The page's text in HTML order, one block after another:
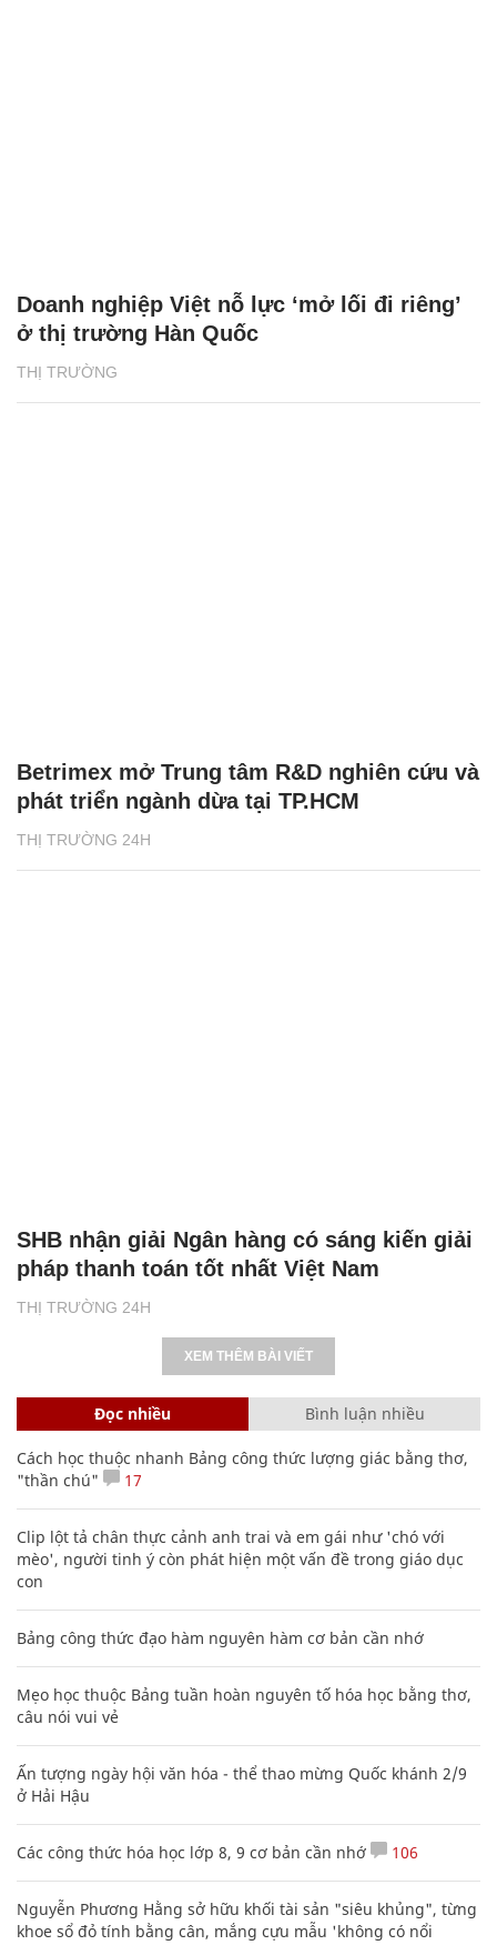
THỊ TRƯỜNG
Doanh nghiệp Việt nỗ lực ‘mở lối đi riêng’
ở thị trường Hàn Quốc
THỊ TRƯỜNG 24H
Betrimex mở Trung tâm R&D nghiên cứu và
phát triển ngành dừa tại TP.HCM
THỊ TRƯỜNG 24H
SHB nhận giải Ngân hàng có sáng kiến giải
pháp thanh toán tốt nhất Việt Nam
XEM THÊM BÀI VIẾT
Đọc nhiều Bình luận nhiều
Cách học thuộc nhanh Bảng công thức lượng giác bằng thơ,
"thần chú"
17
Clip lột tả chân thực cảnh anh trai và em gái như 'chó với
mèo', người tinh ý còn phát hiện một vấn đề trong giáo dục
con
Bảng công thức đạo hàm nguyên hàm cơ bản cần nhớ
Mẹo học thuộc Bảng tuần hoàn nguyên tố hóa học bằng thơ,
câu nói vui vẻ
Ấn tượng ngày hội văn hóa - thể thao mừng Quốc khánh 2/9
ở Hải Hậu
Các công thức hóa học lớp 8, 9 cơ bản cần nhớ 106
Nguyễn Phương Hằng sở hữu khối tài sản "siêu khủng", từng
khoe sổ đỏ tính bằng cân, mắng cựu mẫu 'không có nổi